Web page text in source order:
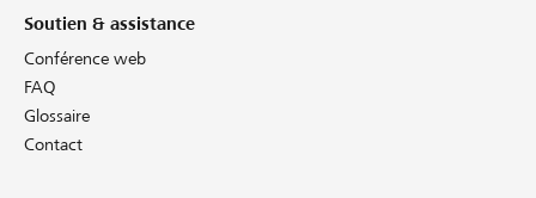
Soutien & assistance
Conférence web
FAQ
Glossaire
Contact